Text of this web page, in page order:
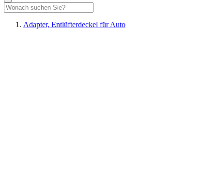
Adapter, Entlüfterdeckel für Auto